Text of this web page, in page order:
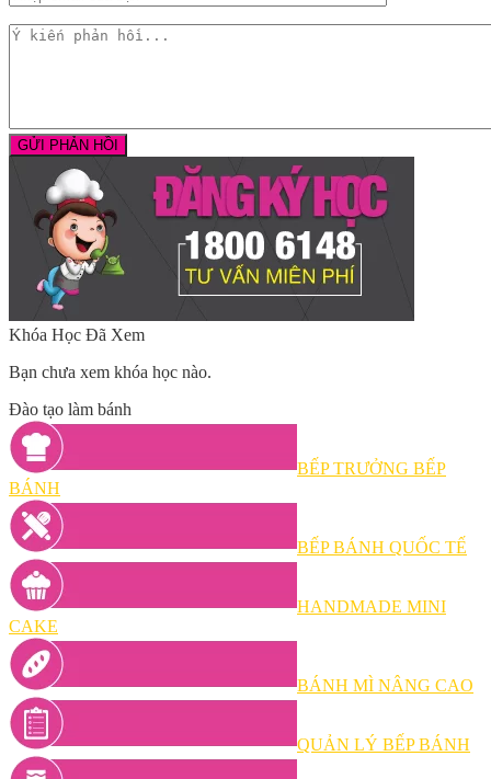
Khóa Học Đã Xem
Bạn chưa xem khóa học nào.
Đào tạo làm bánh
BẾP TRƯỞNG BẾP
BÁNH
BẾP BÁNH QUỐC TẾ
HANDMADE MINI
CAKE
BÁNH MÌ NÂNG CAO
QUẢN LÝ BẾP BÁNH